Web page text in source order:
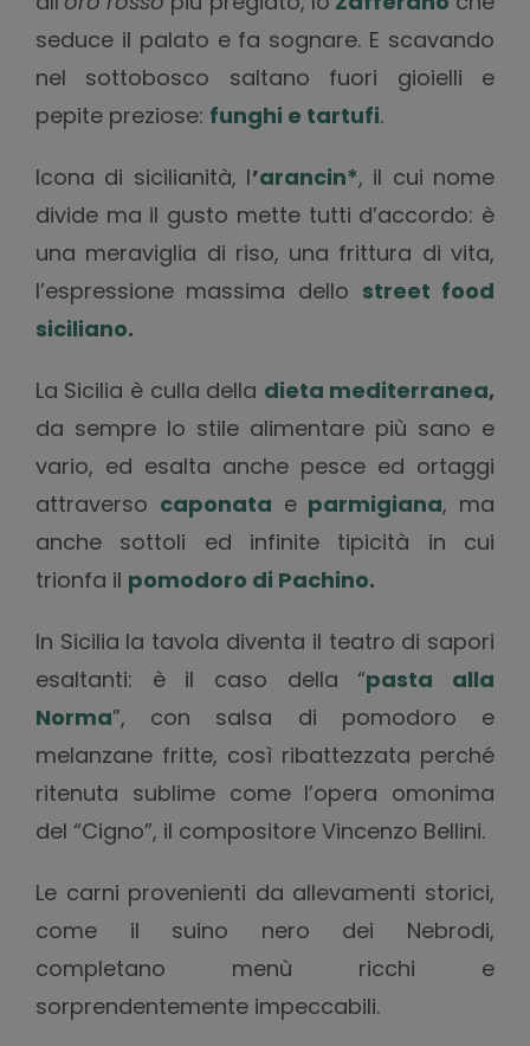
seduce il palato e fa sognare. E scavando
nel sottobosco saltano fuori gioielli e
pepite preziose: funghi e tartufi.
Icona di sicilianità, l’arancin*, il cui nome
divide ma il gusto mette tutti d’accordo: è
una meraviglia di riso, una frittura di vita,
l’espressione massima dello street food
siciliano.
La Sicilia è culla della dieta mediterranea,
da sempre lo stile alimentare più sano e
vario, ed esalta anche pesce ed ortaggi
attraverso caponata e parmigiana, ma
anche sottoli ed infinite tipicità in cui
trionfa il pomodoro di Pachino.
In Sicilia la tavola diventa il teatro di sapori
esaltanti: è il caso della “pasta alla
Norma”, con salsa di pomodoro e
melanzane fritte, così ribattezzata perché
ritenuta sublime come l’opera omonima
del “Cigno”, il compositore Vincenzo Bellini.
Le carni provenienti da allevamenti storici,
come il suino nero dei Nebrodi,
completano menù ricchi e
sorprendentemente impeccabili.